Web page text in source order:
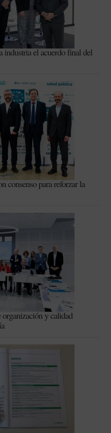
el acuerdo final del
consenso para reforzar la
y calidad